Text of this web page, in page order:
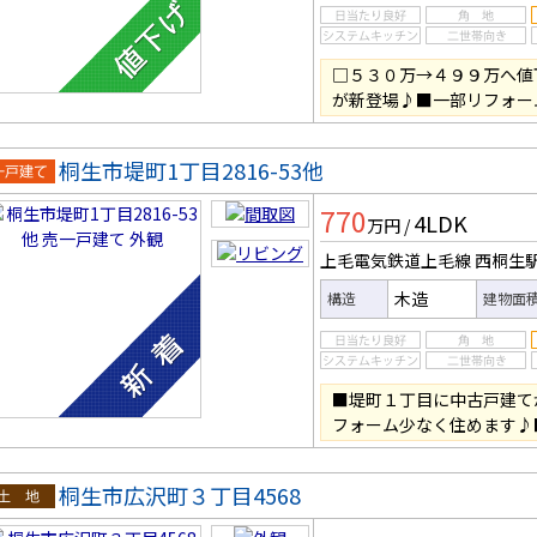
□５３０万→４９９万へ
が新登場♪■一部リフォ
戸建
桐生市堤町1丁目2816-53他
770万円 / 4LDK
上毛電気鉄道上毛線 西桐生
構造 木造 建物面
■堤町１丁目に中古戸建
フォーム少なく住めま
地
桐生市広沢町３丁目4568